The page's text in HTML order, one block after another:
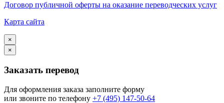
Договор публичной оферты на оказание переводческих услуг
Карта сайта
×
×
Заказать перевод
Для оформления заказа заполните форму
или звоните по телефону +7 (495) 147-50-64